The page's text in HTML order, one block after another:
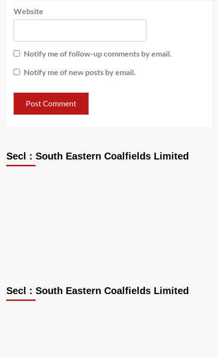
Website
Notify me of follow-up comments by email.
Notify me of new posts by email.
Secl : South Eastern Coalfields Limited
Secl : South Eastern Coalfields Limited